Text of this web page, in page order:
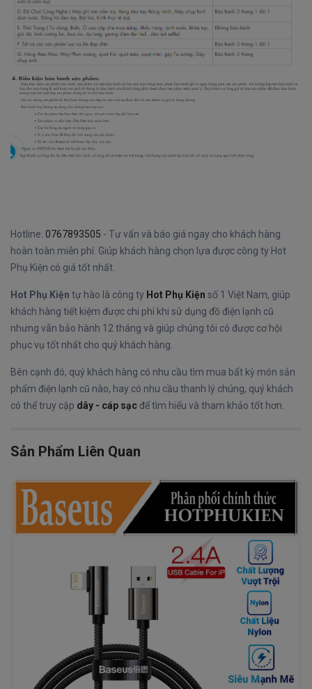
Hotline: 0767893505 - Tư vấn và báo giá ngay cho khách hàng
hoàn toàn miễn phí. Giúp khách hàng chọn lựa được công ty Hot
Phụ Kiện có giá tốt nhất.
Hot Phụ Kiện tự hào là công ty Hot Phụ Kiện số 1 Việt Nam, giúp
khách hàng tiết kiệm được chi phí khi sử dụng đồ điện lạnh cũ
nhưng vẫn bảo hành 12 tháng và giúp chúng tôi có được cơ hội
phục vụ tốt nhất cho quý khách hàng.
Bên cạnh đó, quý khách hàng có nhu cầu tìm mua bất kỳ món sản
phẩm điện lạnh cũ nào, hay có nhu cầu thanh lý chúng, quý khách
có thể truy cập dây - cáp sạcđể tìm hiểu và tham khảo tốt hơn.
Sản Phẩm Liên Quan